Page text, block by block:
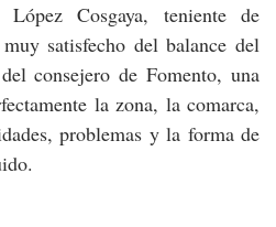
Cosgaya, teniente de
satisfecho del balance del
consejero de Fomento, una
la zona, la comarca,
problemas y la forma de